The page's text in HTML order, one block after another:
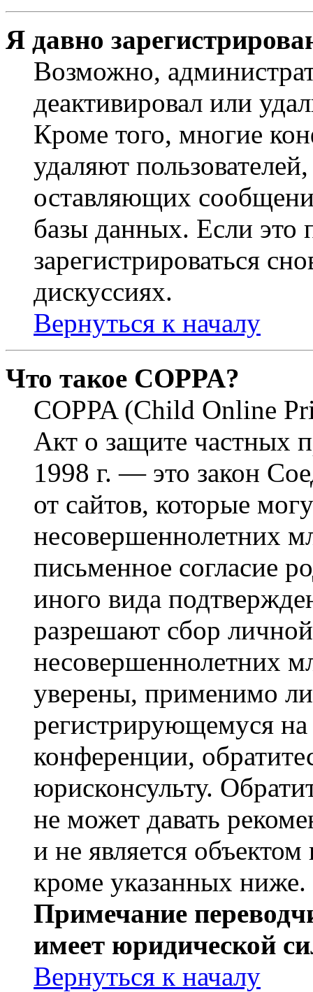
Я давно
Возможно,
деактивировал или
Кроме того, многие
удаляют
оставляющих
базы данных. Если это
зарегистрироваться
дискуссиях.
Вернуться к началу
Что такое COPPA?
COPPA (Child Online
Акт о защите частных
1998 г. — это закон
от сайтов, которые
несовершеннолетних
письменное согласие
иного вида
разрешают сбор
несовершеннолетних
уверены, применимо
регистрирующемуся
конференции,
юрисконсульту.
не может давать
и не является
кроме указанных ниже.
Примечание
имеет юридической
Вернуться к началу